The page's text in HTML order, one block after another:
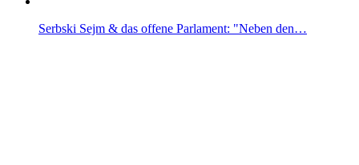
Serbski Sejm & das offene Parlament: "Neben den…